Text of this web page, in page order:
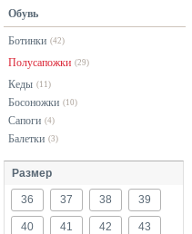
Обувь
Ботинки (42)
Полусапожки (29)
Кеды (11)
Босоножки (10)
Сапоги (4)
Балетки (3)
Размер
36 37 38 39
40 41 42 43